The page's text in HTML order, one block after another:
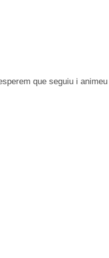
que seguiu i animeu